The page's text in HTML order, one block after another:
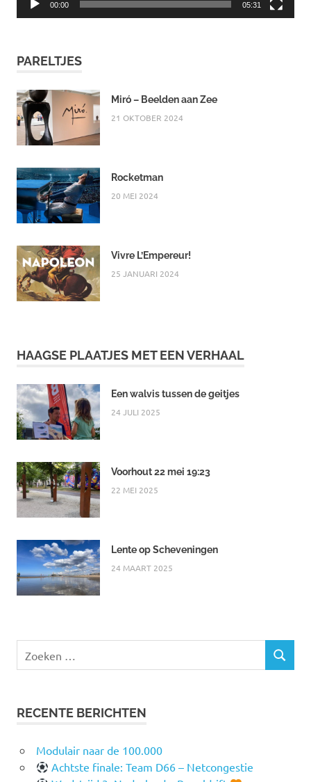
00:00 05:31
PARELTJES
Miró – Beelden aan Zee
21 OKTOBER 2024
Rocketman
20 MEI 2024
Vivre L’Empereur!
25 JANUARI 2024
HAAGSE PLAATJES MET EEN VERHAAL
Een walvis tussen de geitjes
24 JULI 2025
Voorhout 22 mei 19:23
22 MEI 2025
Lente op Scheveningen
24 MAART 2025
naar:
ZOEKEN
RECENTE BERICHTEN
Modulair naar de 100.000
Achtste finale: Team D66 – Netcongestie